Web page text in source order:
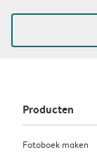
Producten
Fotoboek maken